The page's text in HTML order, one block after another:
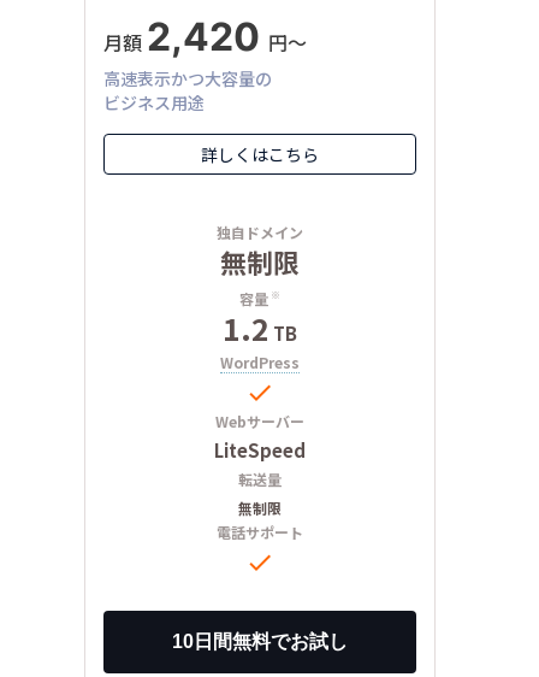
月額 2,420 円〜
高速表示かつ大容量の
ビジネス用途
詳しくはこちら
独自ドメイン
無制限
容量 ※
1.2 TB
WordPress

Webサーバー
LiteSpeed
転送量
無制限
電話サポート
